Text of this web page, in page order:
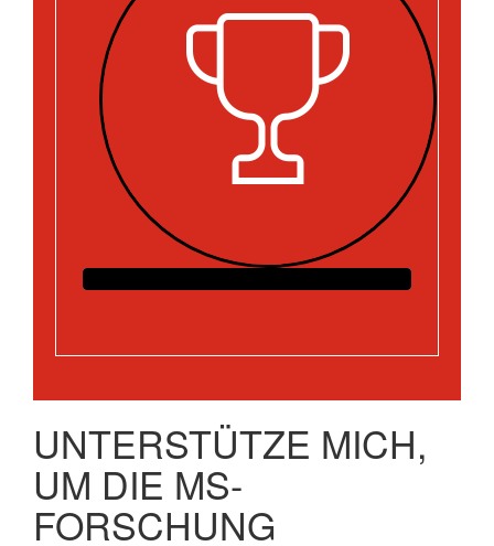
UNTERSTÜTZE MICH,
UM DIE MS-
FORSCHUNG